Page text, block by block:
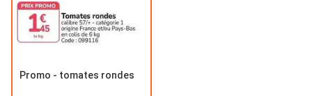
Promo - tomates rondes